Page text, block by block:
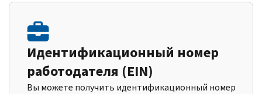
Идентификационный номер
работодателя (EIN)
Вы можете получить идентификационный номер